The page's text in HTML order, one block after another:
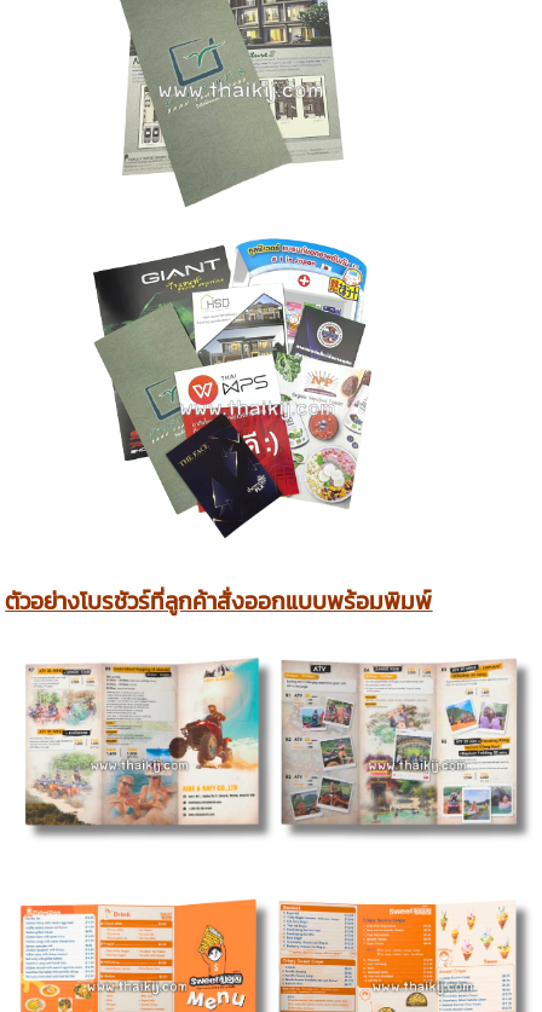
ตัวอย่างโบรชัวร์ที่ลูกค้าสั่งออกแบบพร้อมพิมพ์